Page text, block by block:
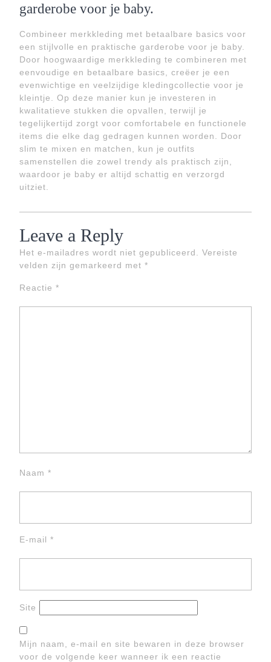
garderobe voor je baby.
Combineer merkkleding met betaalbare basics voor
een stijlvolle en praktische garderobe voor je baby.
Door hoogwaardige merkkleding te combineren met
eenvoudige en betaalbare basics, creëer je een
evenwichtige en veelzijdige kledingcollectie voor je
kleintje. Op deze manier kun je investeren in
kwalitatieve stukken die opvallen, terwijl je
tegelijkertijd zorgt voor comfortabele en functionele
items die elke dag gedragen kunnen worden. Door
slim te mixen en matchen, kun je outfits
samenstellen die zowel trendy als praktisch zijn,
waardoor je baby er altijd schattig en verzorgd
uitziet.
Leave a Reply
Het e-mailadres wordt niet gepubliceerd.
Vereiste
velden zijn gemarkeerd met *
Reactie *
Naam *
E-mail *
Site
Mijn naam, e-mail en site bewaren in deze browser
voor de volgende keer wanneer ik een reactie